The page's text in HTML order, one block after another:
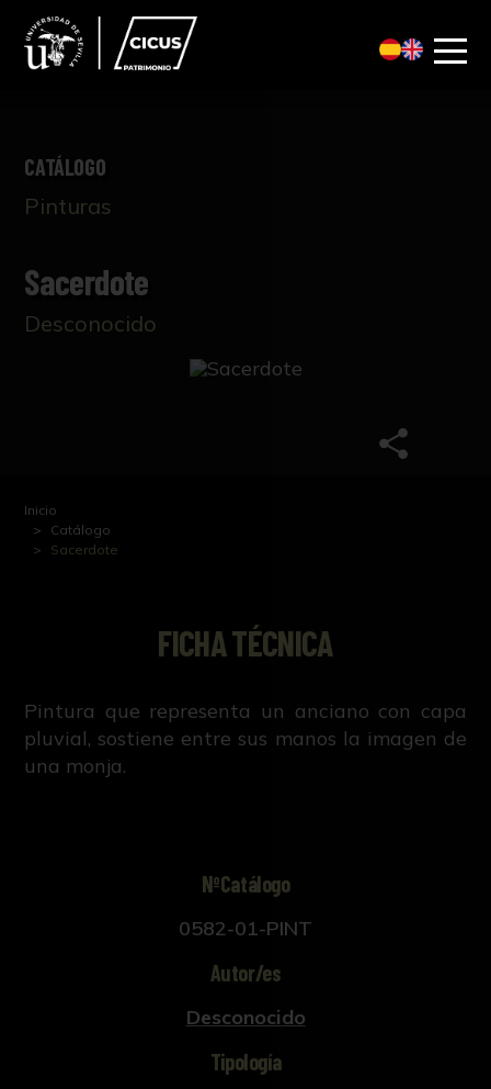
CATÁLOGO
Pinturas
Sacerdote
Desconocido
Inicio
Catálogo
Sacerdote
FICHA TÉCNICA
Pintura que representa un anciano con capa
pluvial, sostiene entre sus manos la imagen de
una monja.
NºCatálogo
0582-01-PINT
Autor/es
Desconocido
Tipología